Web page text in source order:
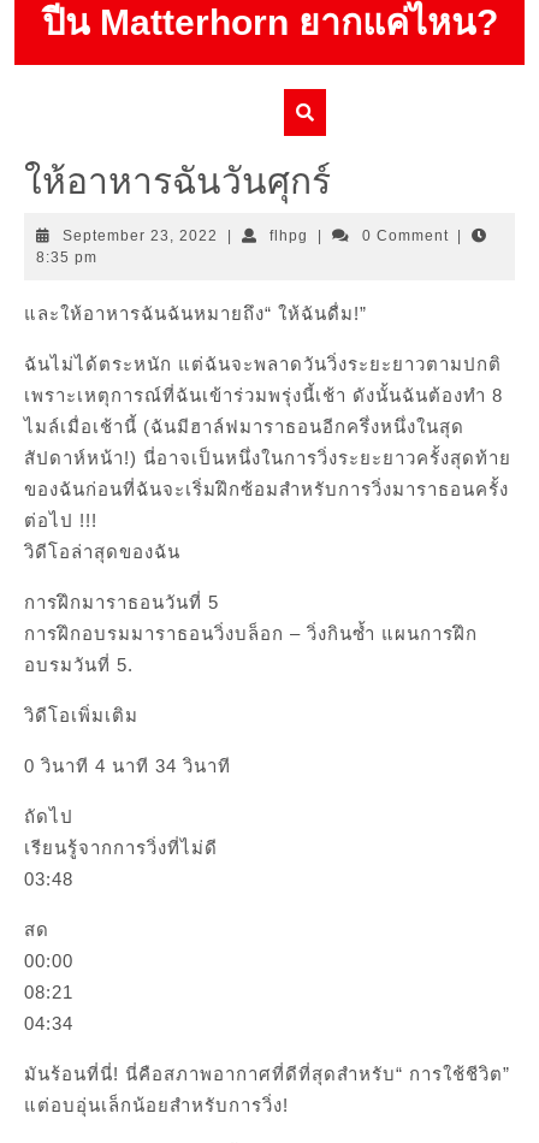
content
ปีน Matterhorn ยากแค่ไหน?
ให้อาหารฉันวันศุกร์
September 23, 2022 September
flhpg flhpg 0 Comment
8:35 pm
และให้อาหารฉันฉันหมายถึง“ ให้ฉันดื่ม!”
ฉันไม่ได้ตระหนัก แต่ฉันจะพลาดวันวิ่งระยะยาวตามปกติ
เพราะเหตุการณ์ที่ฉันเข้าร่วมพรุ่งนี้เช้า ดังนั้นฉันต้องทำ 8
ไมล์เมื่อเช้านี้ (ฉันมีฮาล์ฟมาราธอนอีกครึ่งหนึ่งในสุด
สัปดาห์หน้า!) นี่อาจเป็นหนึ่งในการวิ่งระยะยาวครั้งสุดท้าย
ของฉันก่อนที่ฉันจะเริ่มฝึกซ้อมสำหรับการวิ่งมาราธอนครั้ง
ต่อไป !!!
วิดีโอล่าสุดของฉัน
การฝึกมาราธอนวันที่ 5
การฝึกอบรมมาราธอนวิ่งบล็อก – วิ่งกินซ้ำ แผนการฝึก
อบรมวันที่ 5.
วิดีโอเพิ่มเติม
0 วินาที 4 นาที 34 วินาที
ถัดไป
เรียนรู้จากการวิ่งที่ไม่ดี
03:48
สด
00:00
08:21
04:34
มันร้อนที่นี่! นี่คือสภาพอากาศที่ดีที่สุดสำหรับ“ การใช้ชีวิต”
แต่อบอุ่นเล็กน้อยสำหรับการวิ่ง!